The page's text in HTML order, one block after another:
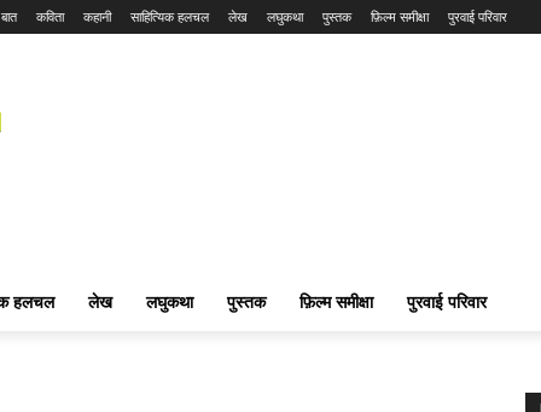
कविता कहानी साहित्यिक हलचल लेख लघुकथा पुस्तक फ़िल्म समीक्षा पुरवाई परिवार
हलचल लेख लघुकथा पुस्तक फ़िल्म समीक्षा पुरवाई परिवार